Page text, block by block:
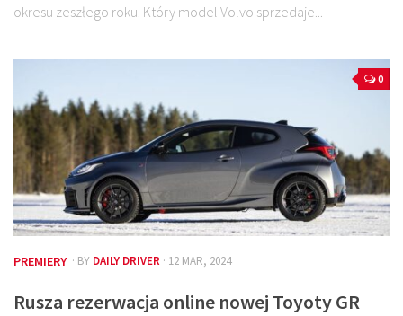
okresu zeszłego roku. Który model Volvo sprzedaje...
0
PREMIERY · BY DAILY DRIVER · 12 MAR, 2024
Rusza rezerwacja online nowej Toyoty GR